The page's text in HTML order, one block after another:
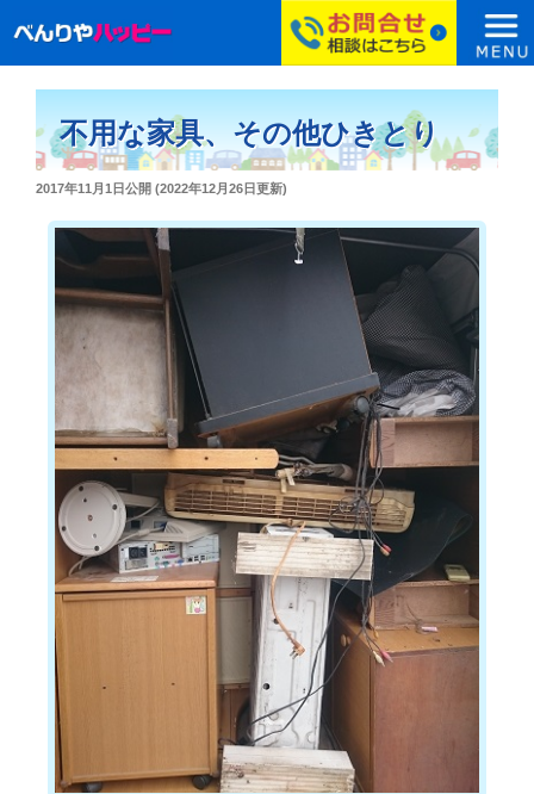
不用な家具、その他ひきとり
投
2017年11月1日公開 (2022年12月26日更新)